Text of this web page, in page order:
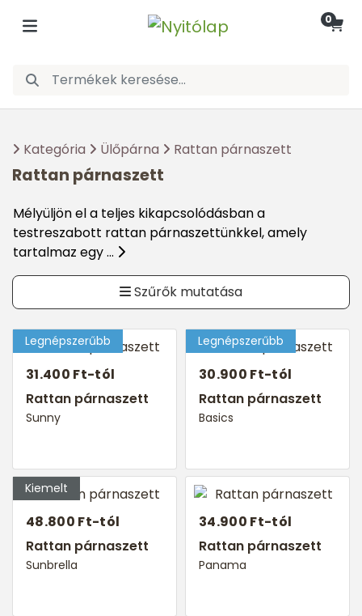
0
Kategória Ülőpárna Rattan párnaszett
Rattan párnaszett
Mélyüljön el a teljes kikapcsolódásban a
testreszabott rattan párnaszettünkkel, amely
tartalmaz egy ...
Szűrők mutatása
31.400 Ft-tól
Rattan párnaszett
Sunny
30.900 Ft-tól
Rattan párnaszett
Basics
48.800 Ft-tól
Rattan párnaszett
Sunbrella
34.900 Ft-tól
Rattan párnaszett
Panama